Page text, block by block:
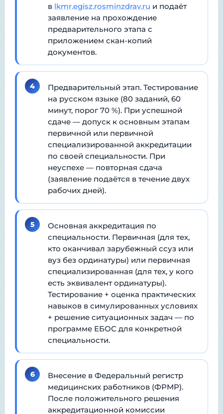
в lkmr.egisz.rosminzdrav.ru и подаёт
заявление на прохождение
предварительного этапа с
приложением скан-копий
документов.
4
Предварительный этап. Тестирование
на русском языке (80 заданий, 60
минут, порог 70 %). При успешной
сдаче — допуск к основным этапам
первичной или первичной
специализированной аккредитации
по своей специальности. При
неуспехе — повторная сдача
(заявление подаётся в течение двух
рабочих дней).
5
Основная аккредитация по
специальности. Первичная (для тех,
кто оканчивал зарубежный ссуз или
вуз без ординатуры) или первичная
специализированная (для тех, у кого
есть эквивалент ординатуры).
Тестирование + оценка практических
навыков в симулированных условиях
+ решение ситуационных задач — по
программе ЕБОС для конкретной
специальности.
6
Внесение в Федеральный регистр
медицинских работников (ФРМР).
После положительного решения
аккредитационной комиссии